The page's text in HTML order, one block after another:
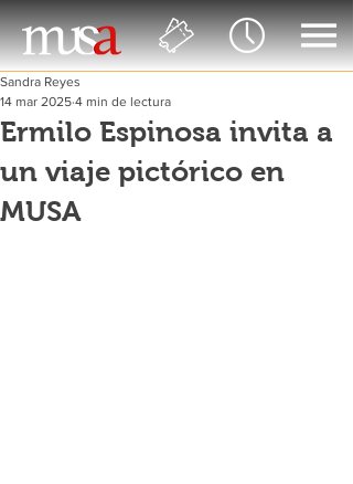
Ermilo Espinosa invita a
un viaje pictórico en
MUSA
Sandra Reyes
14 mar 2025 4 min de lectura